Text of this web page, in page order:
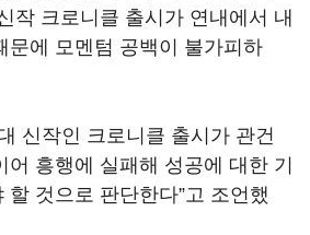
작 크로니클 출시가 연내에서 내
문에 모멘텀 공백이 불가피하
신작인 크로니클 출시가 관건
어 흥행에 실패해 성공에 대한 기
할 것으로 판단한다”고 조언했